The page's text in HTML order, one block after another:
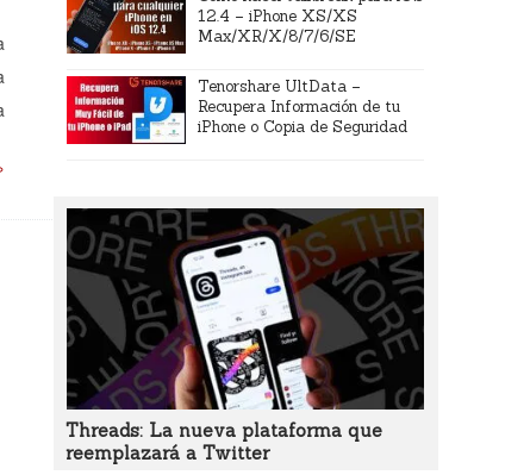
12.4 – iPhone XS/XS
Max/XR/X/8/7/6/SE
Tenorshare UltData –
Recupera Información de tu
iPhone o Copia de Seguridad
Threads: La nueva plataforma que
reemplazará a Twitter